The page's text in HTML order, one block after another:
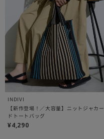
INDIVI
【新作登場！／大容量】ニットジャカー
ドトートバッグ
¥4,290